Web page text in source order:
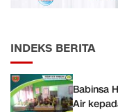
INDEKS BERITA
Babinsa
Air